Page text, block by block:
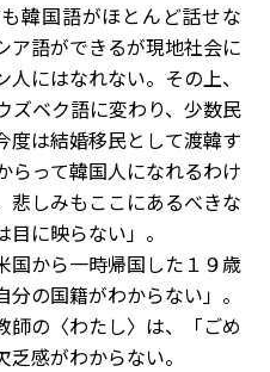
韓国語がほとんど話せな
ア語ができるが現地社会に
にはなれない。その上、
ズベク語に変わり、少数民
度は結婚移民として渡韓す
らって韓国人になれるわけ
悲しみもここにあるべきな
に映らない」。
から一時帰国した１９歳
の国籍がわからない」。
師の〈わたし〉は、「ごめ
感がわからない。